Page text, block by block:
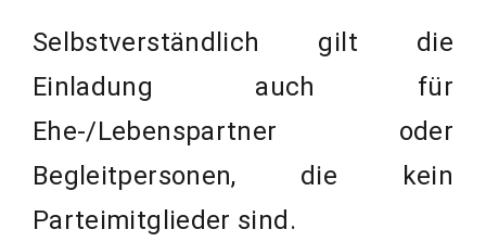
Selbstverständlich gilt die
Einladung auch für
Ehe-/Lebenspartner oder
Begleitpersonen, die kein
Parteimitglieder sind.